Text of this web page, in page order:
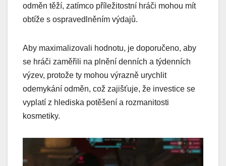
odměn těží, zatímco příležitostní hráči mohou mít
obtíže s ospravedlněním výdajů.
Aby maximalizovali hodnotu, je doporučeno, aby
se hráči zaměřili na plnění denních a týdenních
výzev, protože ty mohou výrazně urychlit
odemykání odměn, což zajišťuje, že investice se
vyplatí z hlediska potěšení a rozmanitosti
kosmetiky.